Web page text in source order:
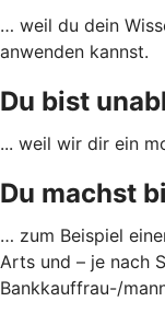
… weil du dein
anwenden kannst.
Du bist
... weil wir dir ein
Du machst
… zum Beispiel
Arts und – je nach
Bankkauffrau-/